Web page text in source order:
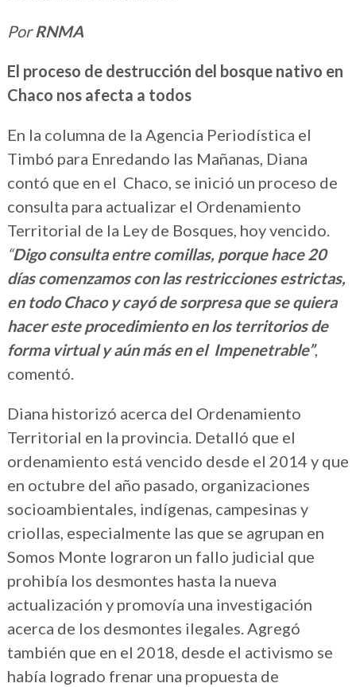
PorRNMA
El proceso de destrucción del bosque nativo en
Chaco nos afecta a todos
En la columna de la Agencia Periodística el
Timbó para Enredando las Mañanas, Diana
contó que en el Chaco, se inició un proceso de
consulta para actualizar el Ordenamiento
Territorial de la Ley de Bosques, hoy vencido.
“Digo consulta entre comillas, porquehace 20
días comenzamos con las restricciones estrictas,
en todo Chaco y cayó de sorpresa que se quiera
hacer este procedimiento en los territorios de
forma virtual y aún más en el Impenetrable”,
comentó.
Diana historizó acerca del Ordenamiento
Territorial en la provincia. Detalló que el
ordenamiento está vencido desde el 2014 y que
en octubre del año pasado, organizaciones
socioambientales, indígenas, campesinas y
criollas, especialmente las que se agrupan en
Somos Monte lograron un fallo judicial que
prohibía los desmontes hasta la nueva
actualización y promovía una investigación
acerca de los desmontes ilegales. Agregó
también que en el 2018, desde el activismo se
había logrado frenar una propuesta de